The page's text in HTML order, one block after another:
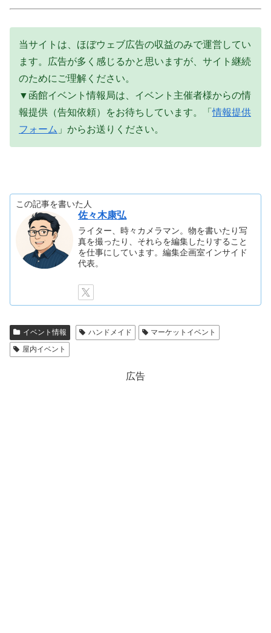
当サイトは、ほぼウェブ広告の収益のみで運営してい
ます。広告が多く感じるかと思いますが、サイト継続
のためにご理解ください。
▼函館イベント情報局は、イベント主催者様からの情
報提供（告知依頼）をお待ちしています。「情報提供
フォーム 」からお送りください。
この記事を書いた人
佐々木康弘
ライター、時々カメラマン。物を書いたり写
真を撮ったり、それらを編集したりすること
を仕事にしています。編集企画室インサイド
代表。
イベント情報 ハンドメイド
マーケットイベント
屋内イベント
広告